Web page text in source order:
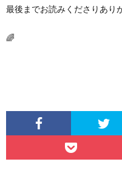
最後までお読みくださりあり
🌈